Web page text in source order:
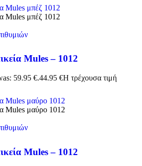
Mules – 1012
59.95 €.44.95 €Η τρέχουσα τιμή
Mules – 1012